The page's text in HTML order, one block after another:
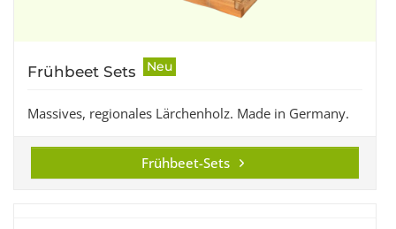
Frühbeet Sets Neu
Massives, regionales Lärchenholz. Made in Germany.
Frühbeet-Sets